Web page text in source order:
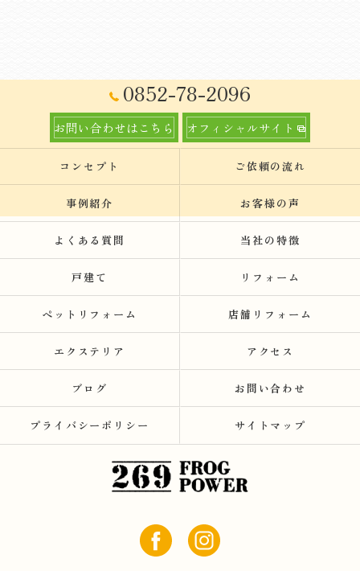
0852-78-2096
お問い合わせはこちら オフィシャルサイト
コンセプト ご依頼の流れ
事例紹介 お客様の声
よくある質問 当社の特徴
戸建て リフォーム
ペットリフォーム 店舗リフォーム
エクステリア アクセス
ブログ お問い合わせ
プライバシーポリシー サイトマップ